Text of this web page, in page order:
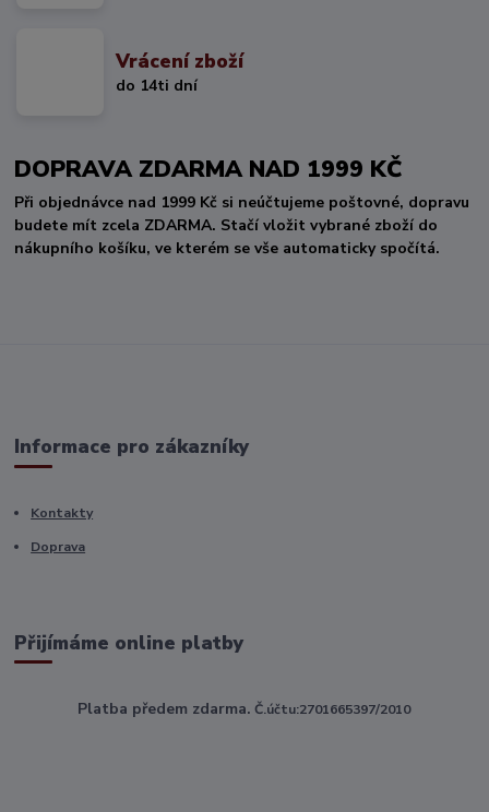
Vrácení zboží
do 14ti dní
DOPRAVA ZDARMA NAD 1999 KČ
Při objednávce nad 1999 Kč si neúčtujeme poštovné, dopravu
budete mít zcela ZDARMA. Stačí vložit vybrané zboží do
nákupního košíku, ve kterém se vše automaticky spočítá.
Informace pro zákazníky
Kontakty
Doprava
Přijímáme online platby
Platba předem zdarma. Č.účtu:2701665397/2010